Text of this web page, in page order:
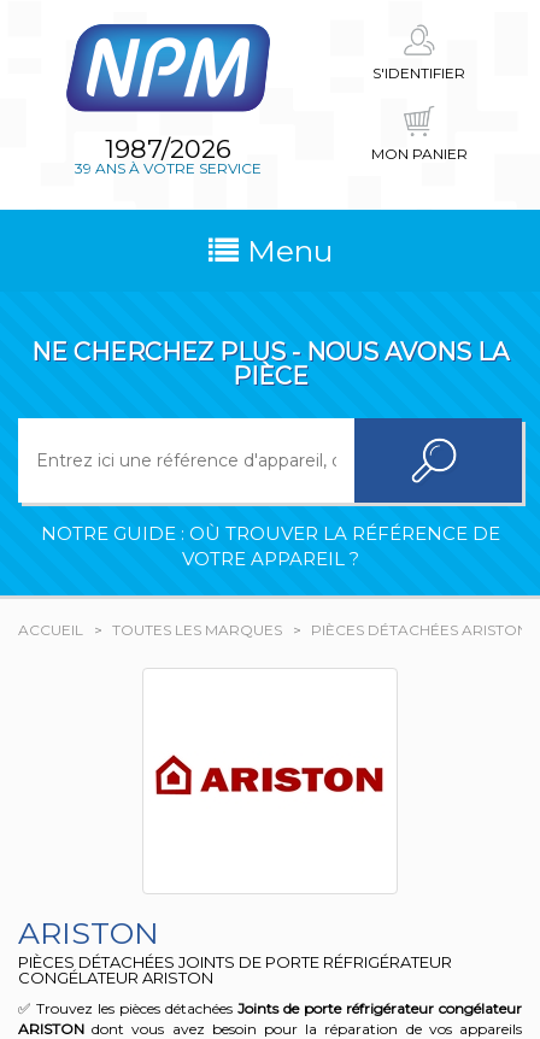
1987/2026
39 ANS À VOTRE SERVICE
S'IDENTIFIER
MON PANIER
Menu
NE CHERCHEZ PLUS - NOUS AVONS LA
PIÈCE
NOTRE GUIDE : OÙ TROUVER LA RÉFÉRENCE DE
VOTRE APPAREIL ?
ACCUEIL TOUTES LES MARQUES PIÈCES DÉTACHÉES ARISTON
ARISTON
PIÈCES DÉTACHÉES JOINTS DE PORTE RÉFRIGÉRATEUR
CONGÉLATEUR ARISTON
✅ Trouvez les pièces détachées Joints de porte réfrigérateur congélateur
ARISTON dont vous avez besoin pour la réparation de vos appareils